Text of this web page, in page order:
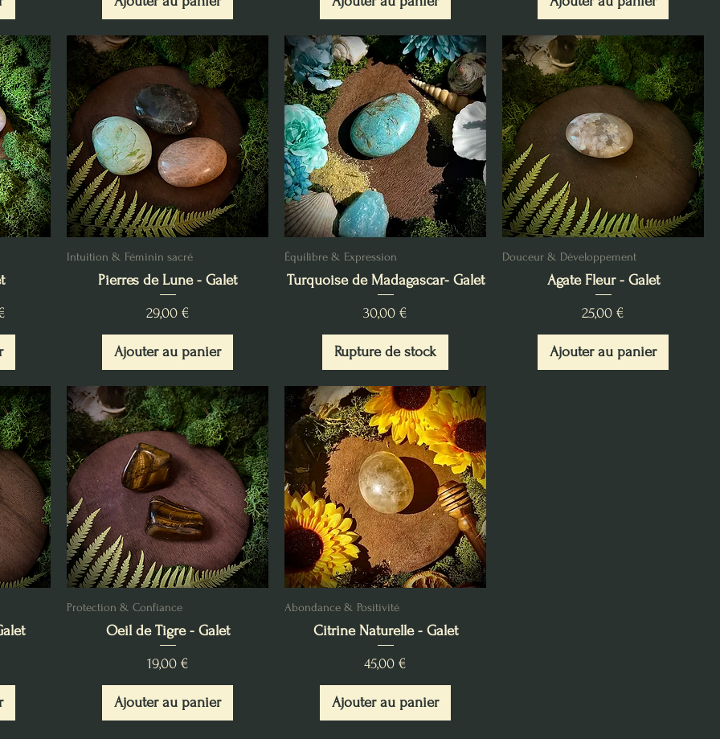
Intuition & Féminin sacré
Pierres de Lune - Galet
Prix
29,00 €
Ajouter au panier
Équilibre & Expression
Turquoise de Madagascar- Galet
Prix
30,00 €
Rupture de stock
Douceur & Développement
Agate Fleur - Galet
Prix
25,00 €
Ajouter au panier
Protection & Confiance
Oeil de Tigre - Galet
Prix
19,00 €
Ajouter au panier
Abondance & Positivité
Citrine Naturelle - Galet
Prix
45,00 €
Ajouter au panier